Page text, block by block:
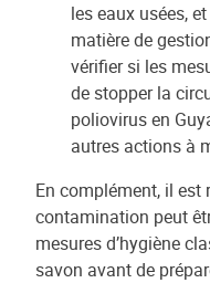
les eaux usées,
matière de
vérifier si les
de stopper la
poliovirus en
autres actions à
En complément, il est
contamination peut
mesures d’hygiène
savon avant de